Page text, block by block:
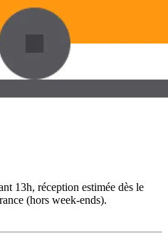
13h, réception estimée dès le
(hors week-ends).